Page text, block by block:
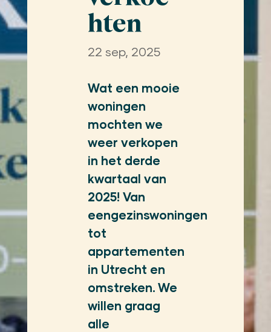
hten
22 sep, 2025
Wat een mooie
woningen
mochten we
weer verkopen
in het derde
kwartaal van
2025! Van
eengezinswoningen
tot
appartementen
in Utrecht en
omstreken. We
willen graag
alle